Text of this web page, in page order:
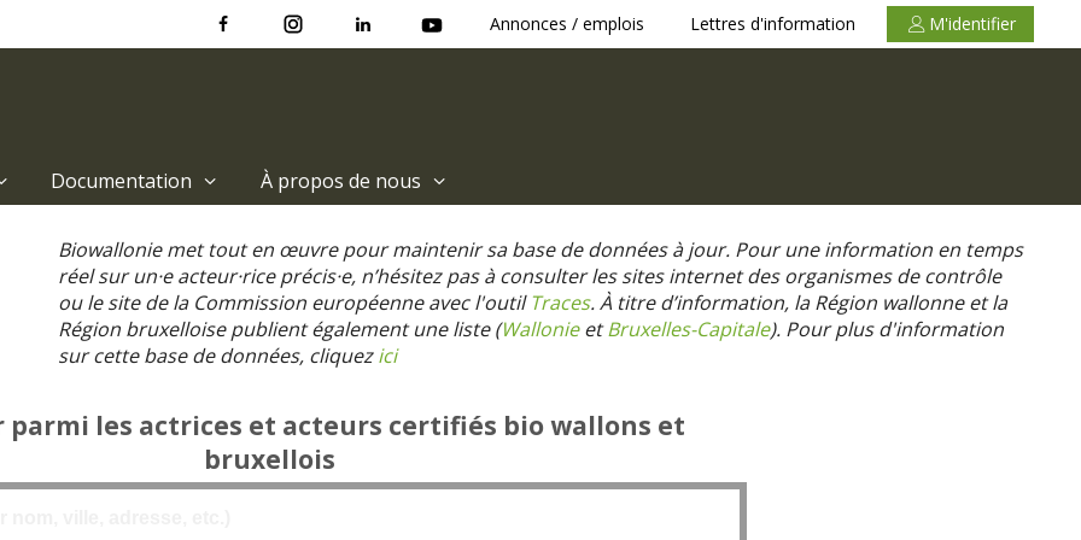
Annonces / emplois Lettres d'information M'identifier
Documentation À propos de nous
Biowallonie met tout en œuvre pour maintenir sa base de données à jour. Pour une information en temps
réel sur un·e acteur·rice précis·e, n’hésitez pas à consulter les sites internet des organismes de contrôle
ou le site de la Commission européenne avec l'outilTraces. À titre d’information, la Région wallonne et la
Région bruxelloise publient également une liste (WallonieetBruxelles-Capitale). Pour plus d'information
sur cette base de données, cliquezici
parmi les actrices et acteurs certifiés bio wallons et
bruxellois